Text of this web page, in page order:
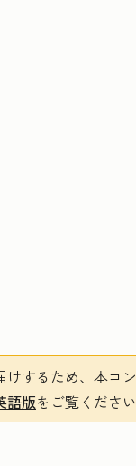
するため、本コ
語版をご覧ください